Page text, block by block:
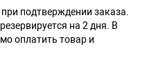
подтверждении заказа.
на 2 дня. В
оплатить товар и